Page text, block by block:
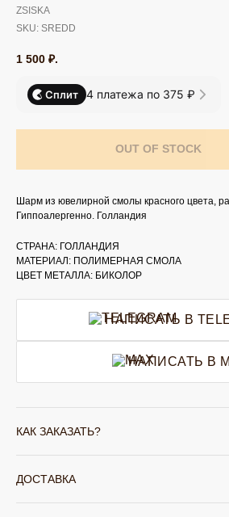
ZSISKA
SKU: SREDD
1 500 ₽.
Сплит 4 платежа по 375 ₽
OUT OF STOCK
Шарм из ювелирной смолы красного цвета,
Гиппоалергенно. Голландия
СТРАНА: ГОЛЛАНДИЯ
МАТЕРИАЛ: ПОЛИМЕРНАЯ СМОЛА
ЦВЕТ МЕТАЛЛА: БИКОЛОР
НАПИСАТЬ В
НАПИСАТЬ В
КАК ЗАКАЗАТЬ?
ДОСТАВКА